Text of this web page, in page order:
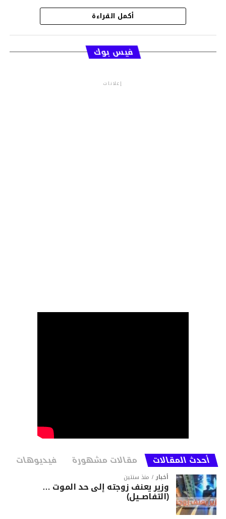
قسم الاخبار
أكمل القراءة
فيس بوك
إعلانات
أحدث المقالات مقالات مشهورة فيديوهات
أخبار منذ سنتين
وزير يعنف زوجته إلى حد الموت …
(التفاصــيل)